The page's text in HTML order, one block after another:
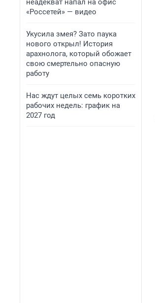
неадекват напал на офис
«Россетей» — видео
Укусила змея? Зато паука
нового открыл! История
арахнолога, который обожает
свою смертельно опасную
работу
Нас ждут целых семь коротких
рабочих недель: график на
2027 год